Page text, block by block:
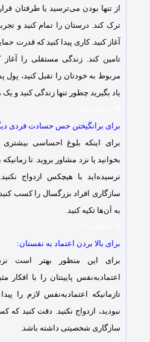
از تنها بودن می‌ترسید یا طرفتان
ترک کند. درستان را تمام کنید و
آغاز کنید. کاری پیدا کنید که قدرت
تامین کند. زندگی مستقلی را
مربوط به خودتان را تقبل کنید، پول
یاد بگیرید چطور تنها زندگی کنید و
برای برانگیختن حس حسادت فردی
برای اینکه بلوغ احساسی بیشتری
بخوانید یا نزد مشاور بروید. تا
نرسیده‌اید با هیچکس ازدواج
سازگاری افراد بزرگسال را کسب کنید
به آن‌ها تکیه کنید.
برای بالا بردن اعتماد به‌ نفستان:
برای این منظور بهتر است
اعتمادبه‌نفس پایینتان را با افکار
تازمانیکه اعتمادبه‌نفس لازم را
نبودید، ازدواج نکنید. دقت کنید که
سازگاری شخصیتی داشته باشد.